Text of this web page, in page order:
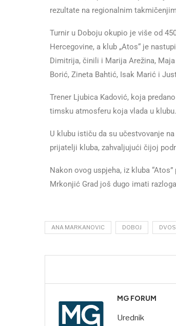
rezultate na regionalnim
Turnir u Doboju okupio je više od
Hercegovine, a klub „Atos“ je
Dimitrija, činili i Marija Arežina,
Borić, Zineta Bahtić, Isak Marić i
Trener Ljubica Kadović, koja
timsku atmosferu koja vlada u klubu.
U klubu ističu da su učestvovanje
prijatelji kluba, zahvaljujući čijoj
Nakon ovog uspjeha, iz kluba
Mrkonjić Grad još dugo imati
ANA MARKANOVIC DOBOJ
MG FORUM
Urednik